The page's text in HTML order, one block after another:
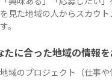
見た地域の人からスカウト
。
たに合った地域の情報
域のプロジェクト（仕事